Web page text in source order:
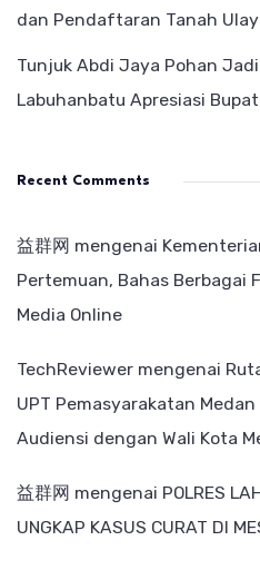
dan Pendaftaran Tanah
Tunjuk Abdi Jaya Pohan Jadi
Labuhanbatu Apresiasi
Recent Comments
益群网 mengenai
Pertemuan, Bahas Berbagai
Media Online
TechReviewer mengenai
UPT Pemasyarakatan
Audiensi dengan Wali Kota
益群网 mengenai POLRES
UNGKAP KASUS CURAT DI